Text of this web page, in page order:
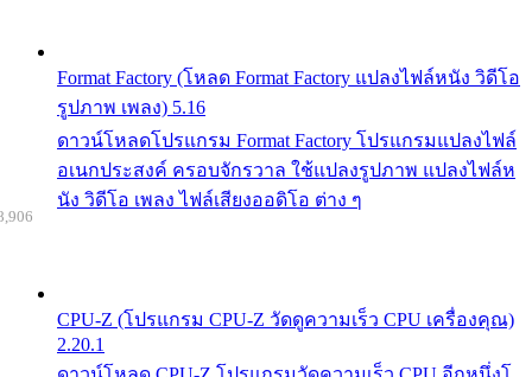
Format Factory (โหลด Format Factory แปลงไฟล์หนัง วิดีโอ
รูปภาพ เพลง) 5.16
ดาวน์โหลดโปรแกรม Format Factory โปรแกรมแปลงไฟล์
อเนกประสงค์ ครอบจักรวาล ใช้แปลงรูปภาพ แปลงไฟล์ห
นัง วิดีโอ เพลง ไฟล์เสียงออดิโอ ต่าง ๆ
CPU-Z (โปรแกรม CPU-Z วัดดูความเร็ว CPU เครื่องคุณ)
2.20.1